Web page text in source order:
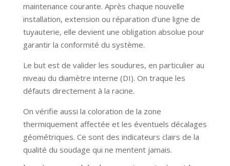
maintenance courante. Après chaque nouvelle
installation, extension ou réparation d’une ligne de
tuyauterie, elle devient une obligation absolue pour
garantir la conformité du système.
Le but est de valider les soudures, en particulier au
niveau du diamètre interne (DI). On traque les
défauts directement à la racine.
On vérifie aussi la coloration de la zone
thermiquement affectée et les éventuels décalages
géométriques. Ce sont des indicateurs clairs de la
qualité du soudage qui ne mentent jamais.